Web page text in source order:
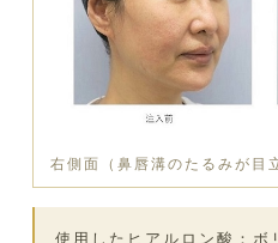
右側面（鼻唇溝のたるみが目
使用したヒアルロン酸：